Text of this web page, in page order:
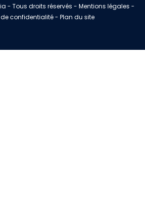
- Tous droits réservés - Mentions légales -
confidentialité - Plan du site